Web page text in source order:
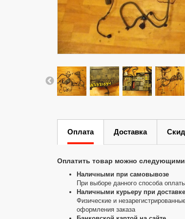
Оплата Доставка
Оплатить товар можно
Наличными при самовывозе
При выборе данного способа
Наличными курьеру при
Физические и
оформления заказа